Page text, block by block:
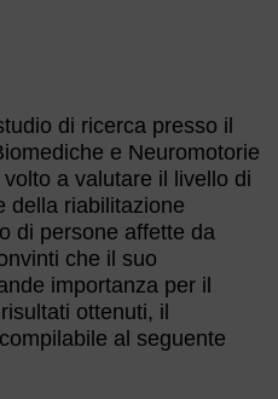
di ricerca presso il
e Neuromotorie
a valutare il livello di
della riabilitazione
di persone affette da
che il suo
importanza per il
ottenuti, il
al seguente